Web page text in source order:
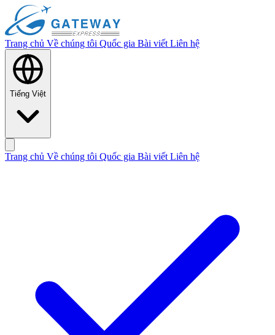
Trang chủ Về chúng tôi Quốc gia Bài viết Liên hệ
Tiếng Việt
Trang chủ Về chúng tôi Quốc gia Bài viết Liên hệ